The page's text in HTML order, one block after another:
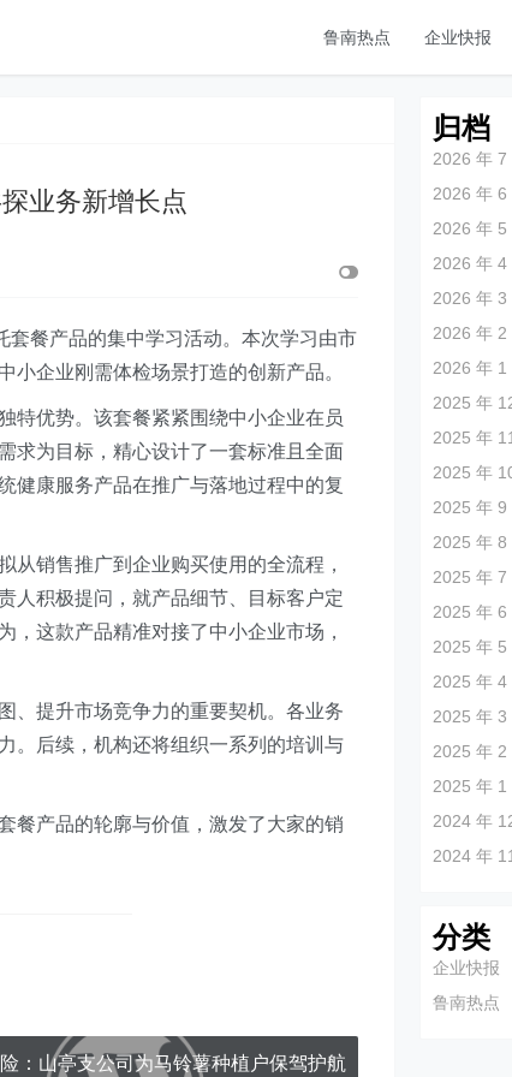
鲁南热点 企业快报
业务新增长点
餐产品的集中学习活动。本次学习由市
企业刚需体检场景打造的创新产品。
特优势。该套餐紧紧围绕中小企业在员
求为目标，精心设计了一套标准且全面
健康服务产品在推广与落地过程中的复
从销售推广到企业购买使用的全流程，
人积极提问，就产品细节、目标客户定
，这款产品精准对接了中小企业市场，
、提升市场竞争力的重要契机。各业务
。后续，机构还将组织一系列的培训与
餐产品的轮廓与价值，激发了大家的销
：山亭支公司为马铃薯种植户保驾护航
归档
2026 年 7
2026 年 6
2026 年 5
2026 年 4
2026 年 3
2026 年 2
2026 年 1
2025 年
2025 年
2025 年
2025 年 9
2025 年 8
2025 年 7
2025 年 6
2025 年 5
2025 年 4
2025 年 3
2025 年 2
2025 年 1
2024 年
2024 年
分类
企业快报
鲁南热点